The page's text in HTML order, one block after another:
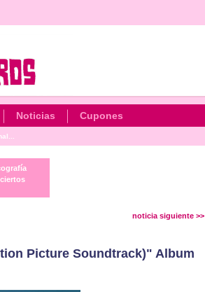
Noticias Cupones
noticia siguiente >>
Picture Soundtrack)" Album